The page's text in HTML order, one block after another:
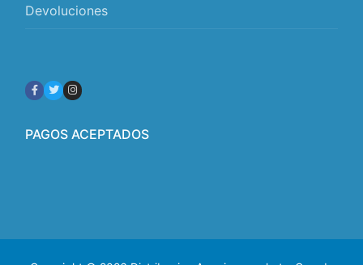
Devoluciones
PAGOS ACEPTADOS